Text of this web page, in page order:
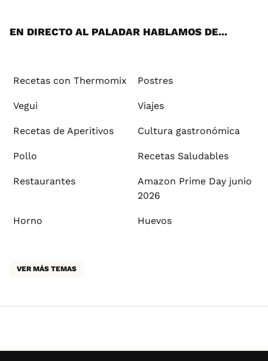
EN DIRECTO AL PALADAR HABLAMOS DE...
Recetas con Thermomix Postres
Vegui Viajes
Recetas de Aperitivos Cultura gastronómica
Pollo Recetas Saludables
Restaurantes
Amazon Prime Day junio
2026
Horno Huevos
VER MÁS TEMAS